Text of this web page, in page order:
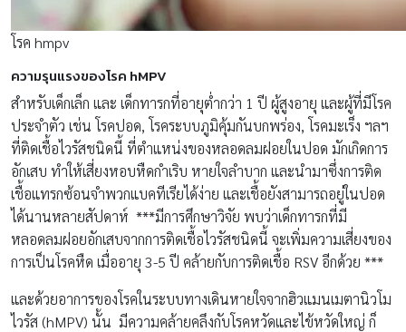
โรค hmpv
ความรุนแรงของโรค hMPV
สำหรับเด็กเล็ก และ เด็กทารกที่อายุต่ำกว่า 1 ปี ผู้สูงอายุ และผู้ที่มีโรค
ประจำตัว เช่น โรคปอด, โรคระบบภูมิคุ้มกันบกพร่อง, โรคมะเร็ง ฯลฯ
ที่ติดเชื้อไวรัสชนิดนี้ ที่ตำแหน่งของหลอดลมฝอยในปอด มักเกิดการ
อักเสบ ทำให้เสี่ยงหอบหืดกำเริบ หายใจลำบาก และนำมาซึ่งการติด
เชื้อแทรกซ้อนจำพวกแบคทีเรียได้ง่าย และเชื้อยังสามารถอยู่ในปอด
ได้นานหลายสัปดาห์ ***มีการศึกษาวิจัย พบว่าเด็กทารกที่มี
หลอดลมฝอยอักเสบจากการติดเชื้อไวรัสชนิดนี้ จะเพิ่มความเสี่ยงของ
การเป็นโรคหืด เมื่ออายุ 3-5 ปี คล้ายกับการติดเชื้อ RSV อีกด้วย ***
และด้วยอาการของโรคในระบบทางเดินหายใจจากฮิวแมนเมตานิวโม
ไวรัส (hMPV) นั้น มีความคล้ายคลึงกับโรคหวัดและไข้หวัดใหญ่ ก็